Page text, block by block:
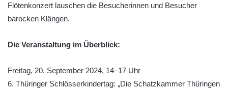
Flötenkonzert lauschen die Besucherinnen und Besucher
barocken Klängen.
Die Veranstaltung im Überblick:
Freitag, 20. September 2024, 14–17 Uhr
6. Thüringer Schlösserkindertag: „Die Schatzkammer Thüringen